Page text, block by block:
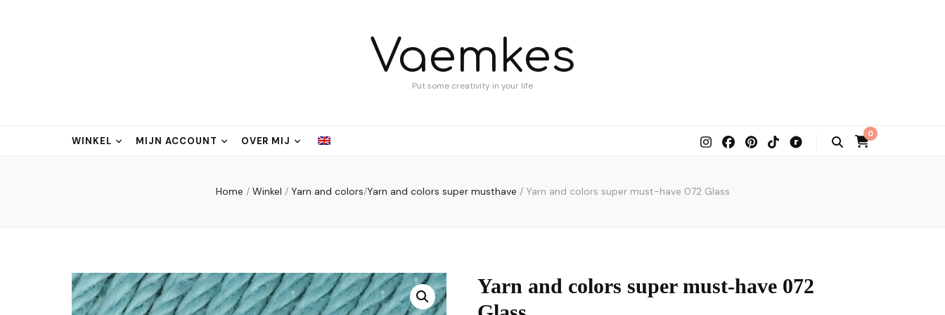
Vaemkes
Put some creativity in your life
WINKEL MIJN ACCOUNT OVER MIJ
0
Home / Winkel / Yarn and colors/Yarn and colors super musthave / Yarn and colors super must-have 072 Glass
Yarn and colors super must-have 072